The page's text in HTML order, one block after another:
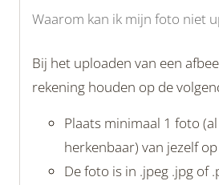
Waarom kan ik mijn foto niet
Bij het uploaden van een
rekening houden op de
Plaats minimaal 1 foto
herkenbaar) van jezelf
De foto is in .jpeg .jpg of